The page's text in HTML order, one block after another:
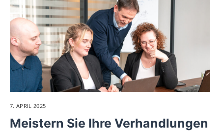
7. APRIL 2025
Meistern Sie Ihre Verhandlungen